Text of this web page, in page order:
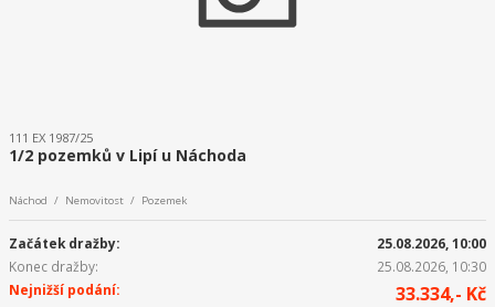
111 EX 1987/25
1/2 pozemků v Lipí u Náchoda
Náchod / Nemovitost / Pozemek
Začátek dražby:
25.08.2026, 10:00
Konec dražby:
25.08.2026, 10:30
Nejnižší podání:
33.334,- Kč